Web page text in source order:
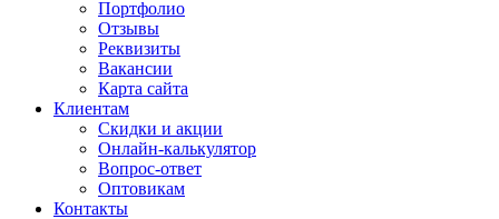
Портфолио
Отзывы
Реквизиты
Вакансии
Карта сайта
Клиентам
Скидки и акции
Онлайн-калькулятор
Вопрос-ответ
Оптовикам
Контакты